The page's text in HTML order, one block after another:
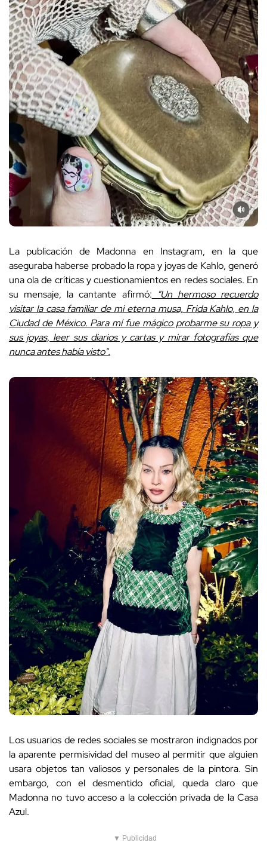
La publicación de Madonna en Instagram, en la que
aseguraba haberse probado la ropa y joyas de Kahlo, generó
una ola de críticas y cuestionamientos en redes sociales. En
su mensaje, la cantante afirmó: "Un hermoso recuerdo
visitar la casa familiar de mi eterna musa, Frida Kahlo, en la
Ciudad de México. Para mí fue mágico probarme su ropa y
sus joyas, leer sus diarios y cartas y mirar fotografías que
nunca antes había visto".
Los usuarios de redes sociales se mostraron indignados por
la aparente permisividad del museo al permitir que alguien
usara objetos tan valiosos y personales de la pintora. Sin
embargo, con el desmentido oficial, queda claro que
Madonna no tuvo acceso a la colección privada de la Casa
Azul.
▼ Publicidad